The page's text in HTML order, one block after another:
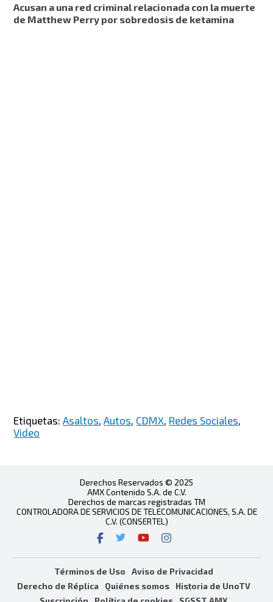
Acusan a una red criminal relacionada con la muerte
de Matthew Perry por sobredosis de ketamina
Etiquetas:Asaltos ,Autos CDMX Redes Sociales
Video
Derechos Reservados © 2025
AMX Contenido S.A. de C.V.
Derechos de marcas registradas TM
CONTROLADORA DE SERVICIOS DE TELECOMUNICACIONES, S.A. DE
C.V. (CONSERTEL)
Términos de Uso
Aviso de Privacidad
Derecho de Réplica
Quiénes somos
Historia de UnoTV